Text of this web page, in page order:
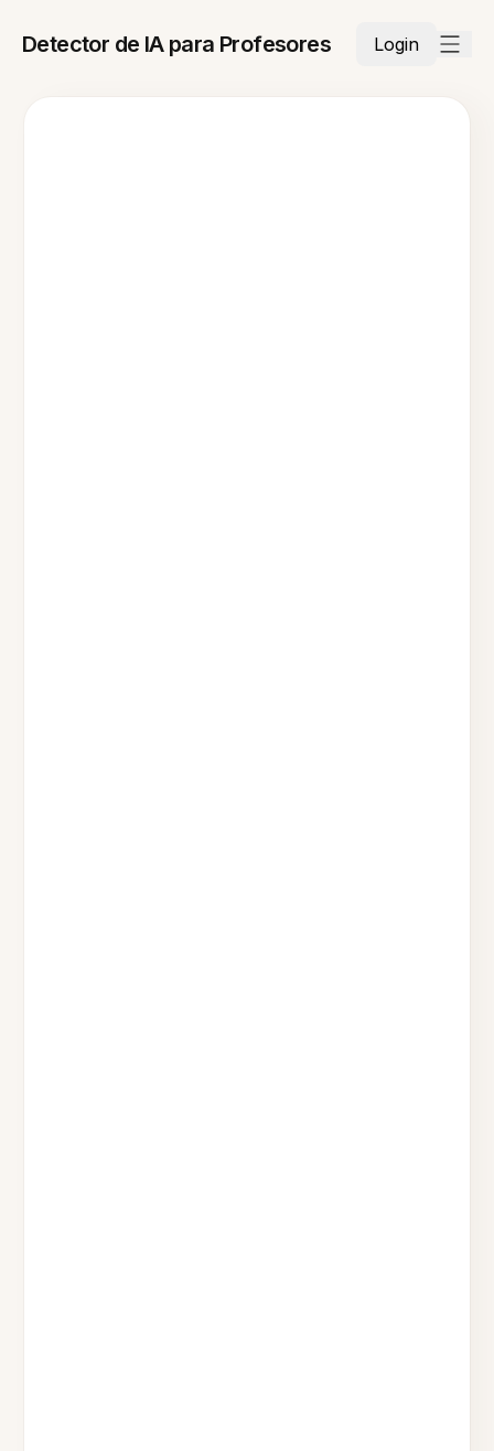
Detector de IA para Profesores Login